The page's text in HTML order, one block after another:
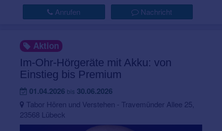
Anrufen Nachricht
Aktion
Im-Ohr-Hörgeräte mit Akku: von
Einstieg bis Premium
01.04.2026 bis 30.06.2026
Tabor Hören und Verstehen - Travemünder Allee 25,
23568 Lübeck